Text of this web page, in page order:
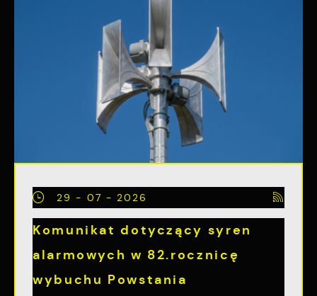
29 - 07 - 2026
Komunikat dotyczący syren
alarmowych w 82.rocznicę
wybuchu Powstania